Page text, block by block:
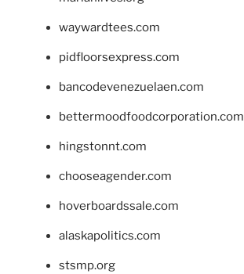
waywardtees.com
pidfloorsexpress.com
bancodevenezuelaen.com
bettermoodfoodcorporation.com
hingstonnt.com
chooseagender.com
hoverboardssale.com
alaskapolitics.com
stsmp.org